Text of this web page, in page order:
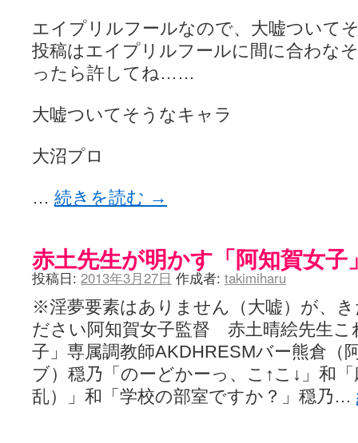
エイプリルフールなので、大嘘ついて
投稿はエイプリルフールに間に合わな
ったら許してね……
大嘘ついてそうなキャラ
大沼プロ
… 続きを読む →
赤土先生が明かす「阿知賀女子
投稿日: 2013年3月27日 作成者: takimiharu
※淫夢要素はありません（大嘘）が、
ださい阿知賀女子監督 赤土晴絵先生こ
子」専属調教師AKDHRESMバー熊倉（
ブ）穏乃「のーどかーっ、こ↑こ↓」和
乱）」和「学校の部室ですか？」穏乃…